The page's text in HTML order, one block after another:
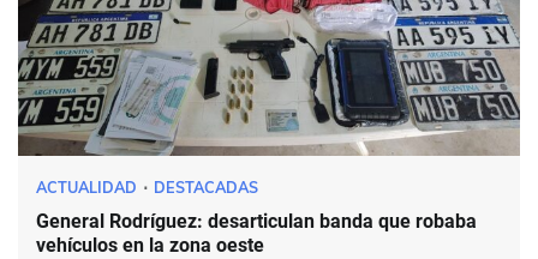
ACTUALIDAD DESTACADAS
General Rodríguez: desarticulan banda que robaba
vehículos en la zona oeste